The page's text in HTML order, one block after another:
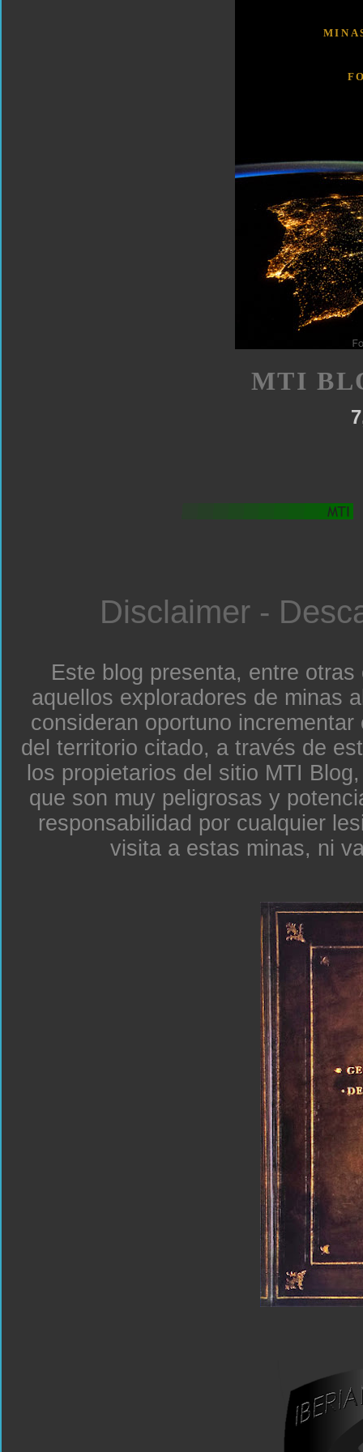
MTI
Disclaimer -
Este blog presenta, entre
aquellos exploradores de minas
consideran oportuno
del territorio citado, a través de
los propietarios del sitio MTI
que son muy peligrosas y
responsabilidad por cualquier
visita a estas minas, ni